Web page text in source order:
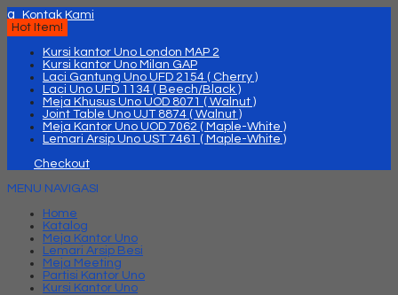
q
Kontak Kami
Hot Item!
Kursi kantor Uno London MAP 2
Kursi kantor Uno Milan GAP
Laci Gantung Uno UFD 2154 ( Cherry )
Laci Uno UFD 1134 ( Beech/Black )
Meja Khusus Uno UOD 8071 ( Walnut )
Joint Table Uno UJT 8874 ( Walnut )
Meja Kantor Uno UOD 7062 ( Maple-White )
Lemari Arsip Uno UST 7461 ( Maple-White )
Checkout
MENU NAVIGASI
Home
Katalog
Meja Kantor Uno
Lemari Arsip Besi
Meja Meeting
Partisi Kantor Uno
Kursi Kantor Uno